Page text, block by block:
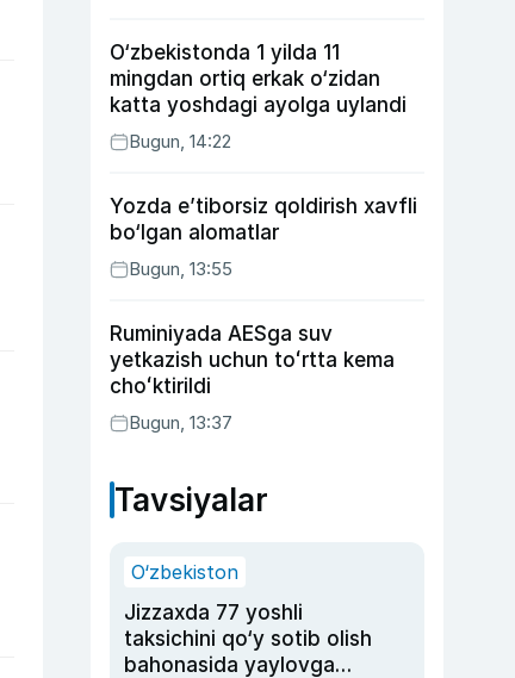
O‘zbekistonda 1 yilda 11
mingdan ortiq erkak o‘zidan
katta yoshdagi ayolga uylandi
Bugun, 14:22
Yozda e’tiborsiz qoldirish xavfli
bo‘lgan alomatlar
Bugun, 13:55
Ruminiyada AESga suv
yetkazish uchun toʻrtta kema
choʻktirildi
Bugun, 13:37
Tavsiyalar
O‘zbekiston
Jizzaxda 77 yoshli
taksichini qo‘y sotib olish
bahonasida yaylovga